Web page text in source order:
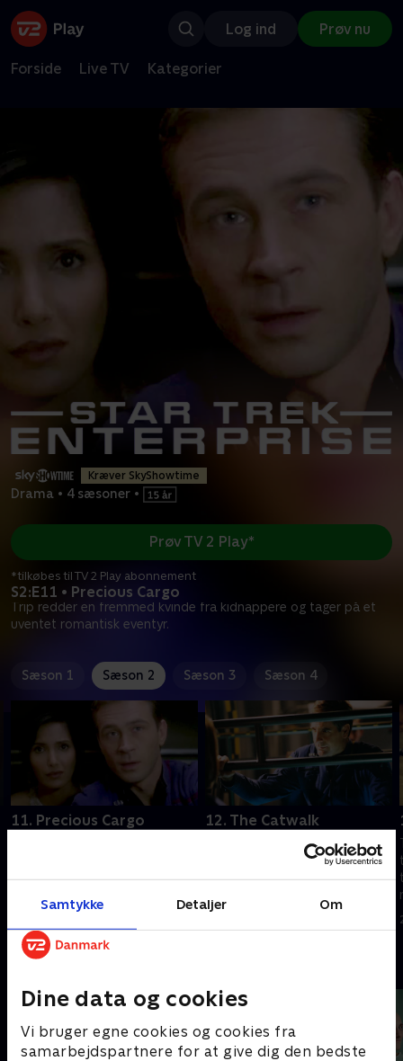
Samtykke Detaljer Om
Dine data og cookies
Vi bruger egne cookies og cookies fra
samarbejdspartnere for at give dig den bedste
Log ind Prøv nu
Forside Live TV Kategorier
Kræver SkyShowtime
Drama • 4 sæsoner •
S2:E11 • Precious Cargo
Trip redder en fremmed kvinde fra kidnappere og tager på et
uventet romantisk eventyr.
Prøv TV 2 Play*
*tilkøbes til TV 2 Play abonnement
Sæson 1 Sæson 2 Sæson 3 Sæson 4
11. Precious Cargo
uventet romantisk eventyr.
22. september 2023 • 41 min
12. The Catwalk
Hele besætningen skal søge
tilflugt i otte dage i en lille
vedligeholdelsesskakt.
22. september 2023 • 41 min
Andre så også